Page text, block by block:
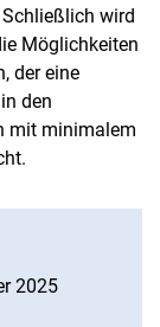
wird
Möglichkeiten
der eine
den
mit minimalem
2025